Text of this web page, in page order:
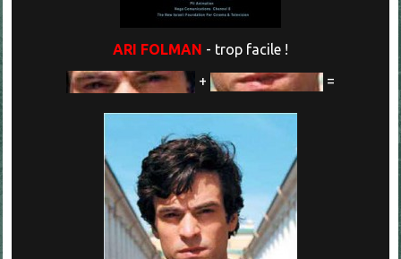
ARI FOLMAN - trop facile !
+
=